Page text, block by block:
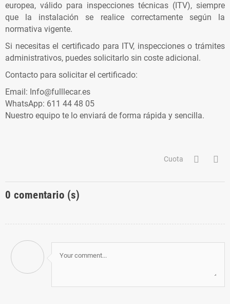
europea, válido para inspecciones técnicas (ITV), siempre
que la instalación se realice correctamente según la
normativa vigente.
Si necesitas el certificado para ITV, inspecciones o trámites
administrativos, puedes solicitarlo sin coste adicional.
Contacto para solicitar el certificado:
Email: Info@fulllecar.es
WhatsApp: 611 44 48 05
Nuestro equipo te lo enviará de forma rápida y sencilla.
Cuota
0 comentario (s)